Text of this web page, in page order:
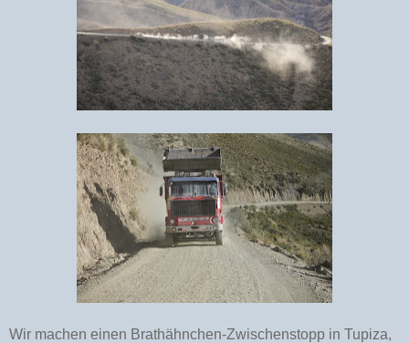
Wir machen einen Brathähnchen-Zwischenstopp in Tupiza,